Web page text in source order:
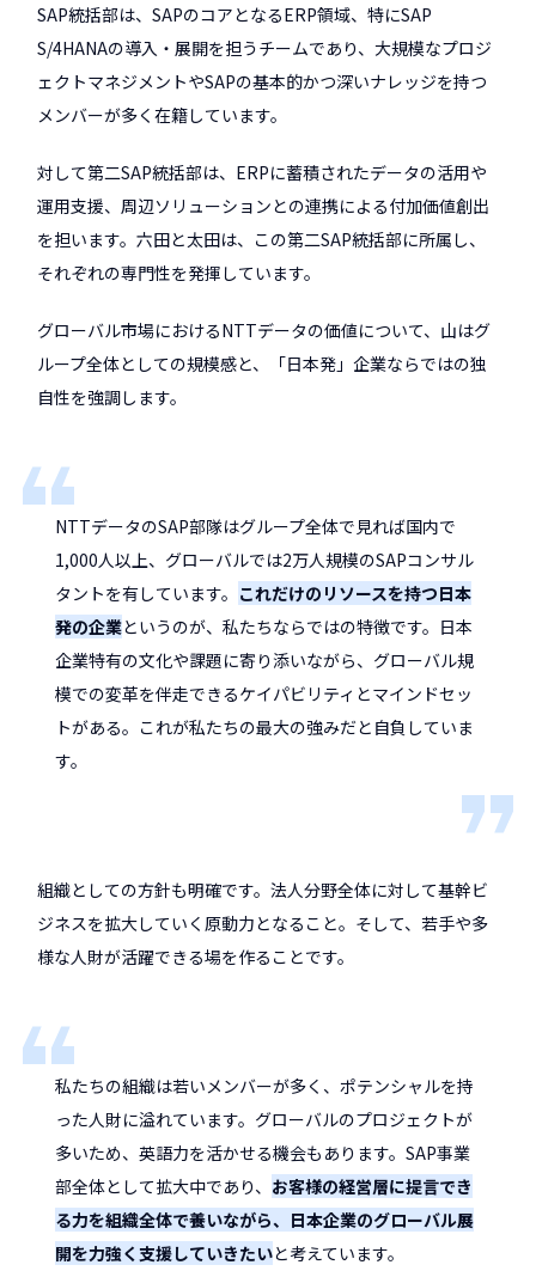
SAP統括部は、SAPのコアとなるERP領域、特にSAP
S/4HANAの導入・展開を担うチームであり、大規模なプロジ
ェクトマネジメントやSAPの基本的かつ深いナレッジを持つ
メンバーが多く在籍しています。
対して第二SAP統括部は、ERPに蓄積されたデータの活用や
運用支援、周辺ソリューションとの連携による付加価値創出
を担います。六田と太田は、この第二SAP統括部に所属し、
それぞれの専門性を発揮しています。
グローバル市場におけるNTTデータの価値について、山はグ
ループ全体としての規模感と、「日本発」企業ならではの独
自性を強調します。
NTTデータのSAP部隊はグループ全体で見れば国内で
1,000人以上、グローバルでは2万人規模のSAPコンサル
タントを有しています。 これだけのリソースを持つ日本
発の企業というのが、私たちならではの特徴です。日本
企業特有の文化や課題に寄り添いながら、グローバル規
模での変革を伴走できるケイパビリティとマインドセッ
トがある。これが私たちの最大の強みだと自負していま
す。
組織としての方針も明確です。法人分野全体に対して基幹ビ
ジネスを拡大していく原動力となること。そして、若手や多
様な人財が活躍できる場を作ることです。
私たちの組織は若いメンバーが多く、ポテンシャルを持
った人財に溢れています。グローバルのプロジェクトが
多いため、英語力を活かせる機会もあります。SAP事業
部全体として拡大中であり、 お客様の経営層に提言でき
る力を組織全体で養いながら、日本企業のグローバル展
開を力強く支援していきたいと考えています。